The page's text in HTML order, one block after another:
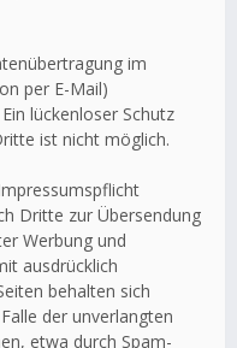
im
per E-Mail)
lückenloser Schutz
ist nicht möglich.
Dritte zur Übersendung
Werbung und
ausdrücklich
behalten sich
der unverlangten
etwa durch Spam-